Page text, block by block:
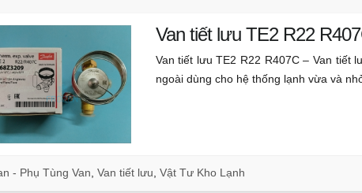
Van tiết lưu TE2 R22
Van tiết lưu TE2 R22 R407C – Van tiết
ngoài dùng cho hệ thống lạnh vừa và
- Phụ Tùng Van Van tiết lưu Vật Tư Kho Lạnh